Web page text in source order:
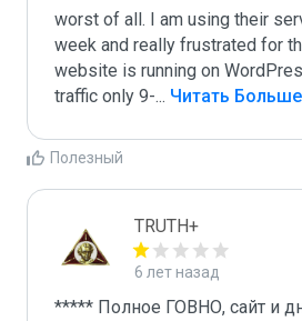
worst of all. I am using their
week and really frustrated for
website is running on
traffic only 9-... Читать Больше
Полезный
TRUTH+
6 лет назад
***** Полное ГОВНО, сайт и